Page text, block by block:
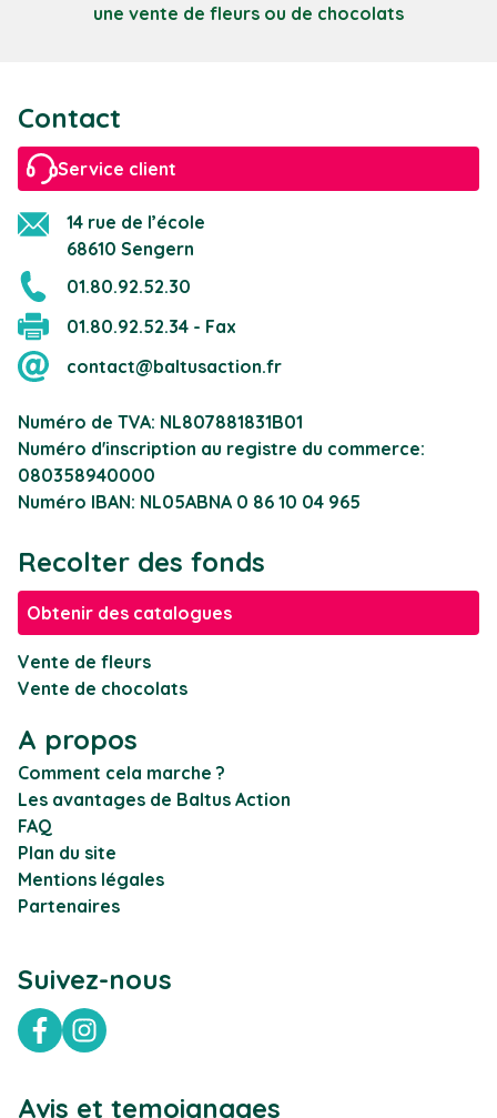
une vente de fleurs ou de chocolats
Contact
Service client
14 rue de l’école
68610 Sengern
01.80.92.52.30
01.80.92.52.34 - Fax
contact@baltusaction.fr
Numéro de TVA: NL807881831B01
Numéro d'inscription au registre du commerce:
080358940000
Numéro IBAN: NL05ABNA 0 86 10 04 965
Recolter des fonds
Obtenir des catalogues
Vente de fleurs
Vente de chocolats
A propos
Comment cela marche ?
Les avantages de Baltus Action
FAQ
Plan du site
Mentions légales
Partenaires
Suivez-nous
FacebookInstagram
Avis et temoignages